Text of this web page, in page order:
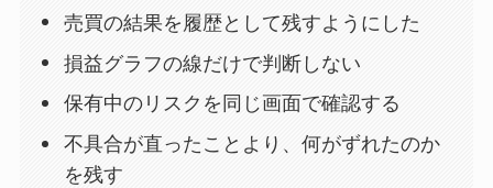
売買の結果を履歴として残すようにした
損益グラフの線だけで判断しない
保有中のリスクを同じ画面で確認する
不具合が直ったことより、何がずれたのか
を残す